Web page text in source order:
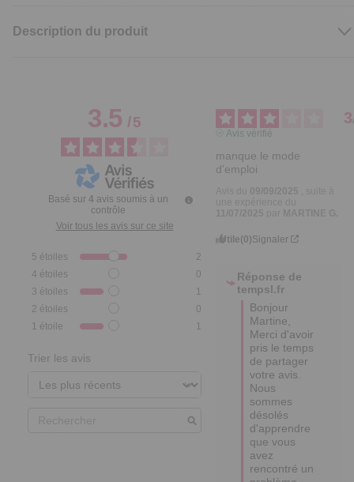
Description du produit
3.5/5
Basé sur 4 avis soumis à un
contrôle
Voir tous les avis sur ce site
5 étoiles
2
4 étoiles
0
3 étoiles
1
2 étoiles
0
1 étoile 1
Trier les avis
3
Avis vérifié
manque le mode
d'emploi
Utile(0)Signaler
Réponse de
tempsl.fr
Bonjour
Martine,
Merci d'avoir
pris le temps
de partager
votre avis.
Nous
sommes
désolés
d'apprendre
que vous
avez
rencontré un